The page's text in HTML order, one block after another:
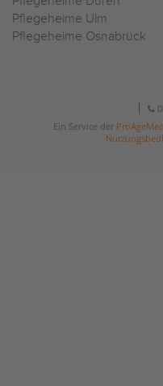
Pflegeheime Ulm
Pflegeheime Osnabrück
Ein Service der